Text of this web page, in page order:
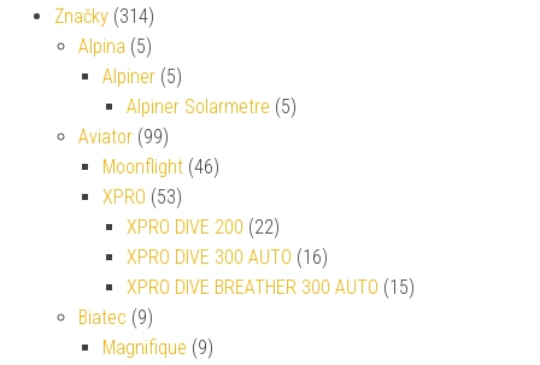
Značky (314)
Alpina (5)
Alpiner (5)
Alpiner Solarmetre (5)
Aviator (99)
Moonflight (46)
XPRO (53)
XPRO DIVE 200 (22)
XPRO DIVE 300 AUTO (16)
XPRO DIVE BREATHER 300 AUTO (15)
Biatec (9)
Magnifique (9)